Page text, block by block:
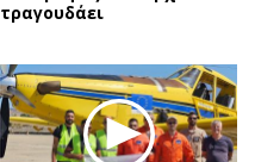
τραγουδάει